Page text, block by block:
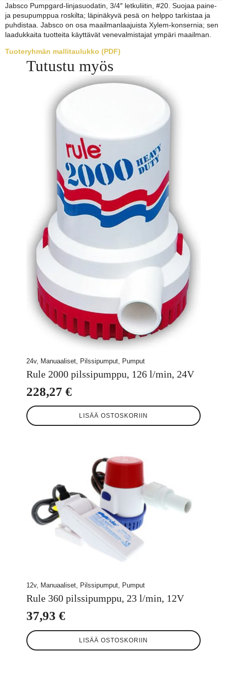
Jabsco Pumpgard-linjasuodatin, 3/4″ letkuliitin, #20. Suojaa paine-
ja pesupumppua roskilta; läpinäkyvä pesä on helppo tarkistaa ja
puhdistaa. Jabsco on osa maailmanlaajuista Xylem-konsernia; sen
laadukkaita tuotteita käyttävät venevalmistajat ympäri maailman.
Tuoteryhmän mallitaulukko (PDF)
Tutustu myös
24v, Manuaaliset, Pilssipumput, Pumput
Rule 2000 pilssipumppu, 126 l/min, 24V
228,27 €
LISÄÄ OSTOSKORIIN
12v, Manuaaliset, Pilssipumput, Pumput
Rule 360 pilssipumppu, 23 l/min, 12V
37,93 €
LISÄÄ OSTOSKORIIN